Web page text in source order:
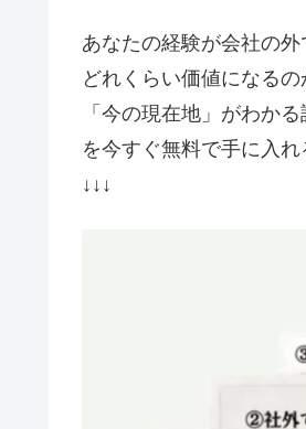
あなたの経験が会社の外
どれくらい価値になるの
「今の現在地」がわか
を今すぐ無料で手に入れ
↓↓↓